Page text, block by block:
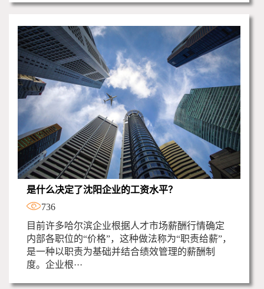
是什么决定了沈阳企业的工资水平？
736
目前许多哈尔滨企业根据人才市场薪酬行情确定
内部各职位的“价格”，这种做法称为“职责给薪”，
是一种以职责为基础并结合绩效管理的薪酬制
度。企业根···